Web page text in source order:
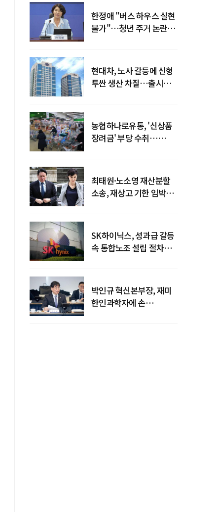
한정애 "버스 하우스 실현
불가"…청년 주거 논란
현대차, 노사 갈등에 신형
투싼 생산 차질…출시
농협하나로유통, '신상품
장려금' 부당 수취…
최태원·노소영 재산분할
소송, 재상고 기한 임박…
SK하이닉스, 성과급 갈등
속 통합노조 설립 절차
박인규 혁신본부장, 재미
한인과학자에 손